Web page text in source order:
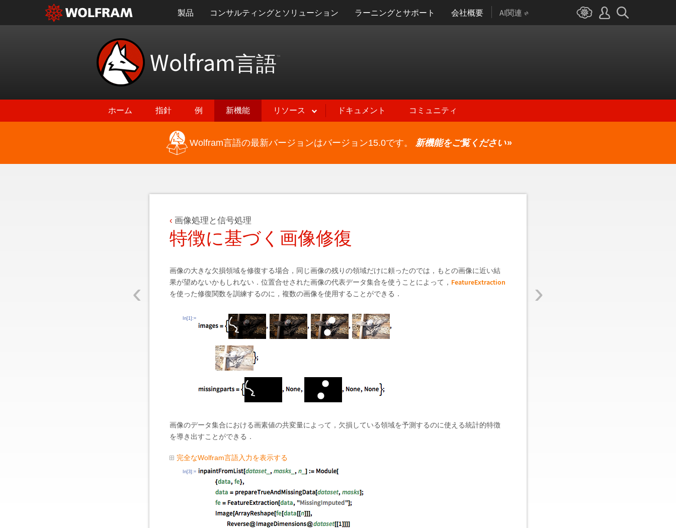
製品 コンサルティングとソリューション ラーニングとサポート 会社概要 AI関連
Wolfram言語™
ホーム 指針 例 新機能 リソース ドキュメント コミュニティ
Wolfram言語の最新バージョンはバージョン15.0です。 新機能をご覧ください»
‹ ›
画像処理と信号処理
特徴に基づく画像修復
画像の大きな欠損領域を修復する場合，同じ画像の残りの領域だけに頼ったのでは，もとの画像に近い結
果が望めないかもしれない．位置合せされた画像の代表データ集合を使うことによって， FeatureExtraction
を使った修復関数を訓練するのに，複数の画像を使用することができる．
In[1]:=
画像のデータ集合における画素値の共変量によって，欠損している領域を予測するのに使える統計的特徴
を導き出すことができる．
完全なWolfram言語入力を表示する
In[3]:=